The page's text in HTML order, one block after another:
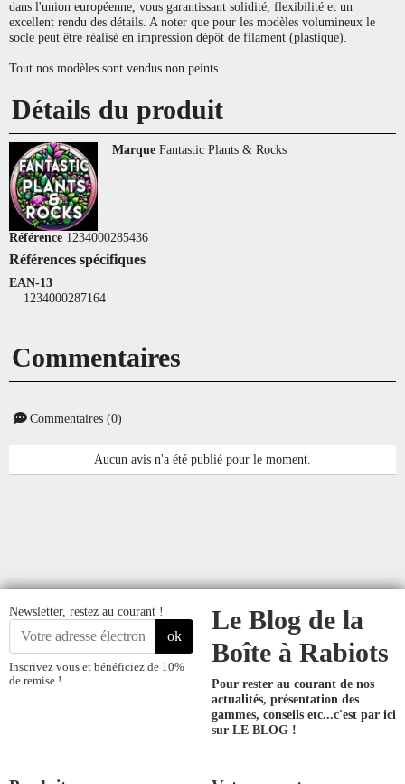
dans l'union européenne, vous garantissant solidité, flexibilité et un
excellent rendu des détails. A noter que pour les modèles volumineux le
socle peut être réalisé en impression dépôt de filament (plastique).
Tout nos modèles sont vendus non peints.
Détails du produit
Marque Fantastic Plants & Rocks
Référence 1234000285436
Références spécifiques
EAN-13
1234000287164
Commentaires
Commentaires (0)
Aucun avis n'a été publié pour le moment.
Newsletter, restez au courant !
ok
Inscrivez vous et bénéficiez de 10%
de remise !
Le Blog de la
Boîte à Rabiots
Pour rester au courant de nos
actualités, présentation des
gammes, conseils etc...c'est par ici
sur LE BLOG !